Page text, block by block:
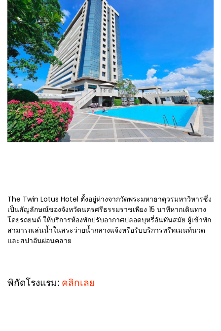
The Twin Lotus Hotel ตั้งอยู่ห่างจากวัดพระมหาธาตุวรมหาวิหารซึ่ง
เป็นสัญลักษณ์ของจังหวัดนครศรีธรรมราชเพียง 15 นาทีหากเดินทาง
โดยรถยนต์ ให้บริการห้องพักปรับอากาศปลอดบุหรี่อันทันสมัย ผู้เข้าพัก
สามารถเล่นน้ำในสระว่ายน้ำกลางแจ้งหรือรับบริการทรีทเมนท์นวด
และสปาอันผ่อนคลาย
พิกัดโรงแรม: คลิกเลย